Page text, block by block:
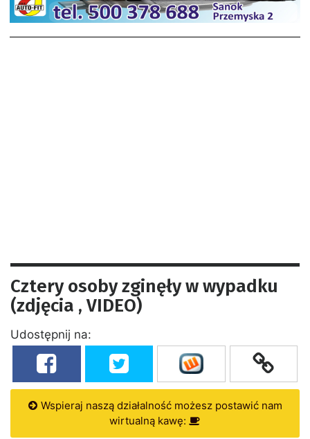
Cztery osoby zginęły w wypadku
(zdjęcia , VIDEO)
Udostępnij na:
Wspieraj naszą działalność możesz postawić nam
wirtualną kawę: